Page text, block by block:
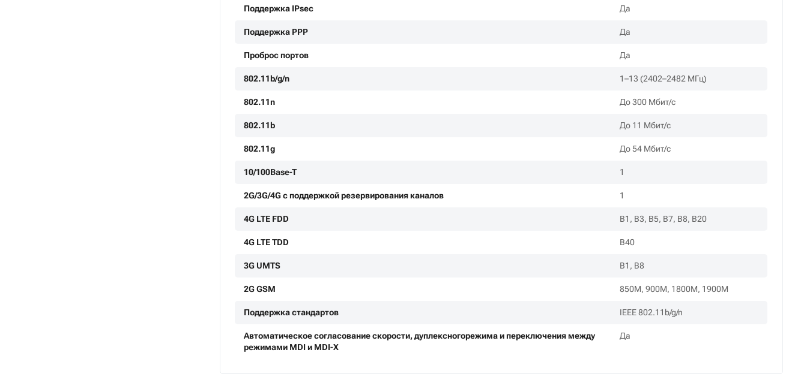
Поддержка IPsec Да
Поддержка PPP Да
Проброс портов Да
802.11b/g/n 1–13 (2402–2482 МГц)
802.11n До 300 Мбит/с
802.11b До 11 Мбит/с
802.11g До 54 Мбит/с
10/100Base-T 1
2G/3G/4G с поддержкой резервирования каналов 1
4G LTE FDD B1, B3, B5, B7, B8, B20
4G LTE TDD B40
3G UMTS B1, B8
2G GSM 850M, 900M, 1800M, 1900M
Поддержка стандартов IEEE 802.11b/g/n
Автоматическое согласование скорости, дуплексногорежима и переключения между
режимами MDI и MDI-X
Да